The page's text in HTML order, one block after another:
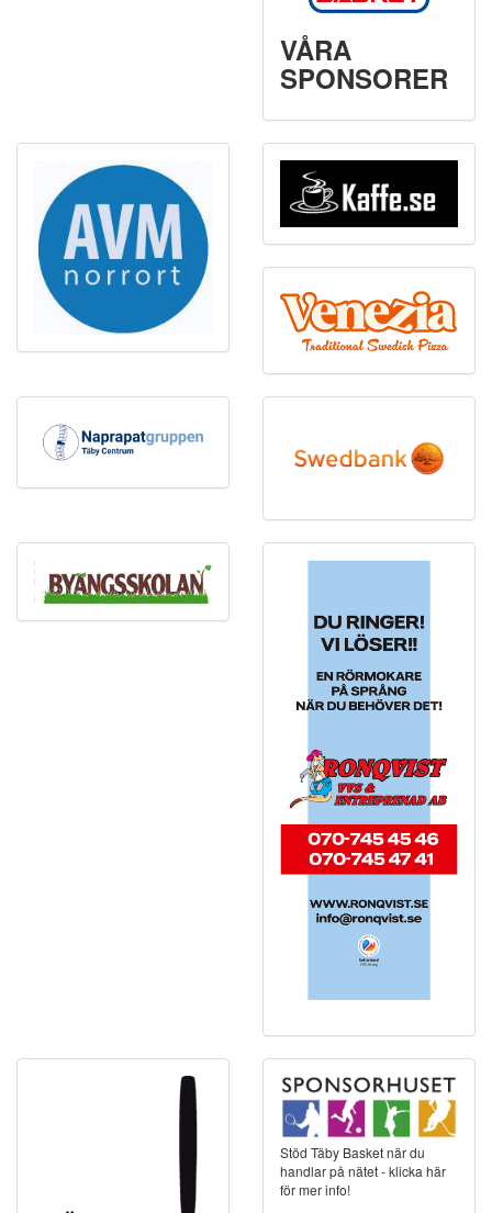
VÅRA
SPONSORER
Stöd Täby Basket när du
handlar på nätet - klicka här
för mer info!